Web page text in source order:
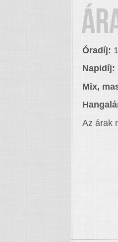
Óradíj:
Napidíj:
Mix,
Az árak